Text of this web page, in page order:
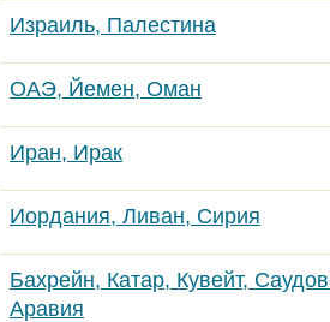
Израиль, Палестина
ОАЭ, Йемен, Оман
Иран, Ирак
Иордания, Ливан, Сирия
Бахрейн, Катар, Кувейт,
Аравия